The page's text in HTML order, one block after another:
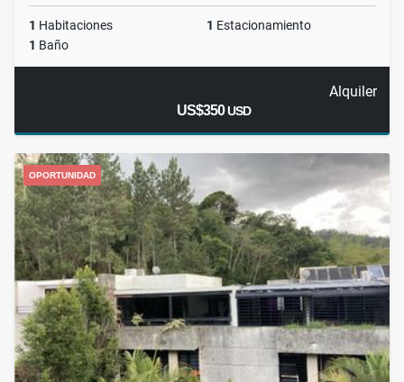
1 Habitaciones 1 Estacionamiento
1 Baño
Alquiler
US$350USD
OPORTUNIDAD